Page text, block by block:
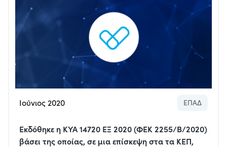
Ιούνιος 2020 ΕΠΑΔ
Εκδόθηκε η ΚΥΑ 14720 ΕΞ 2020 (ΦΕΚ 2255/Β/2020)
βάσει της οποίας, σε μια επίσκεψη στα τα ΚΕΠ,